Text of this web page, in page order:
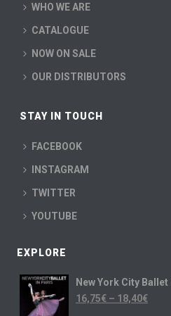
WHO WE ARE
CATALOGUE
NOW ON SALE
OUR DISTRIBUTORS
STAY IN TOUCH
FACEBOOK
INSTAGRAM
TWITTER
YOUTUBE
EXPLORE
New York City
16,75€ – 18,40€